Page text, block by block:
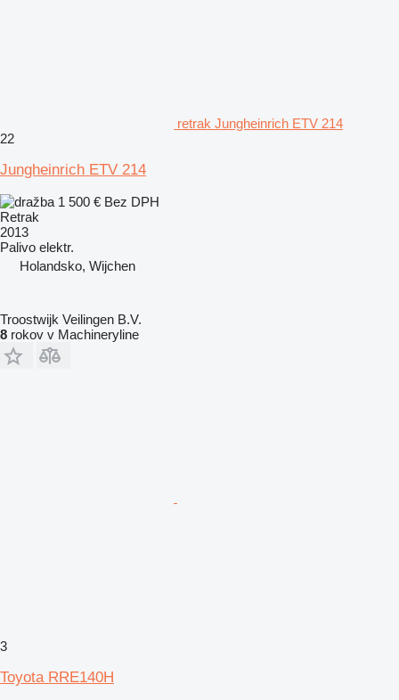
retrak Jungheinrich ETV 214
22
Jungheinrich ETV 214
1 500 € Bez DPH
Retrak
2013
Palivo elektr.
Holandsko, Wijchen
Troostwijk Veilingen B.V.
8 rokov v Machineryline
3
Toyota RRE140H